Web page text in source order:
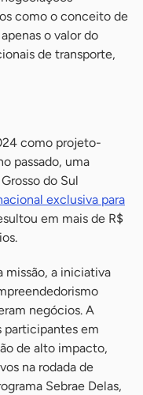
como o conceito de
o valor do
de transporte,
como projeto-
passado, uma
do Sul
exclusiva para
em mais de R$
missão, a iniciativa
negócios. A
participantes em
de alto impacto,
na rodada de
Sebrae Delas,